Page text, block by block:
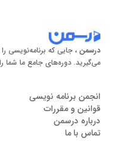
درسمن ، جایی که برنامه‌نویسی
می‌گیرید. دوره‌های جامع ما شما را
انجمن برنامه نویسی
قوانین و مقررات
درباره درسمن
تماس با ما